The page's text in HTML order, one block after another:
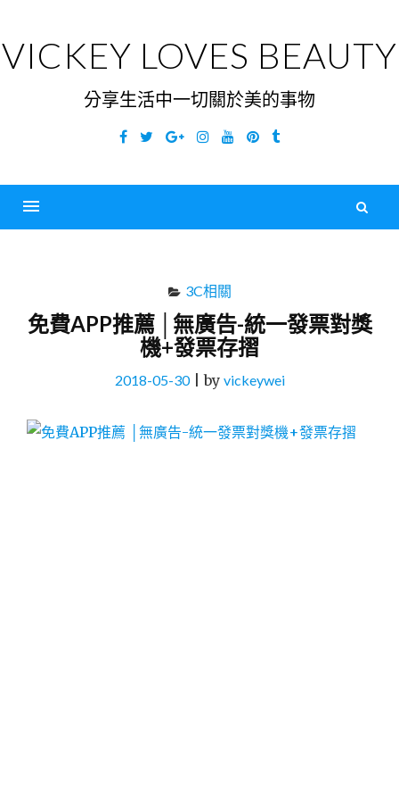
content
VICKEY LOVES BEAUTY
分享生活中一切關於美的事物
Facebook
TwitterGoogleInstagramYouTubePinterest
Tumblr
3C相關
免費APP推薦 │無廣告-統一發票對獎
機+發票存摺
2018-05-30|by vickeywei